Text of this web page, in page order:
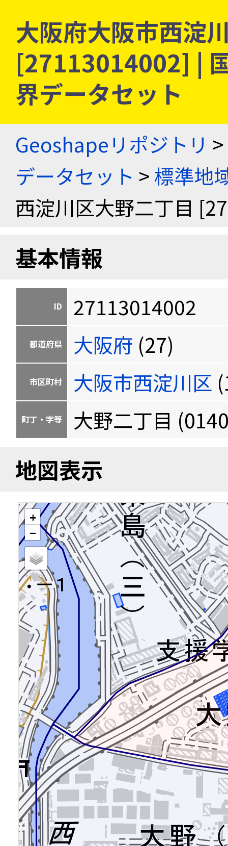
大阪府大阪市西淀
[27113014002] |
界データセット
Geoshapeリポジトリ >
データセット >標準地
西淀川区大野二丁目
基本情報
ID 27113014002
都道府県 大阪府 (27)
市区町村 大阪市西淀川区
町丁・字等 大野二丁目
地図表示
+
−